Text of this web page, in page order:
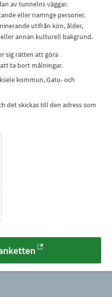
av tunnelns väggar.
eller namnge personer.
utifrån kön, ålder,
annan kulturell bakgrund.
sig rätten att göra
ta bort målningar.
kommun, Gatu- och
det skickas till den adress som